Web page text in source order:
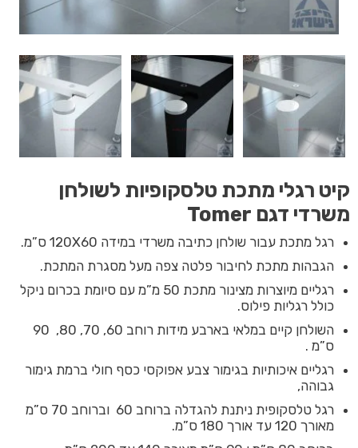
קיט רגלי מתכת טלסקופיות לשולחן
משרדי דגם Tomer
רגל מתכת עבור שולחן כתיבה משרדי במידה 120X60 ס”מ.
הגבהות מתכת לחיבור פלטה צפה מעל מסגרת המתכת.
רגליים מיוצרות מצינור מתכת 50 מ”מ עם סיומת בכרום ניקל
כולל רגליות פילוס.
השולחן קיים במלאי בארבע מידות רוחב 60, 70, 80, 90
ס”מ .
רגליים איכותיות בגימור צבע אפוקסי כסף חולי ברמת גימור
גבוהה,
רגל טלסקופית ניתנת להגדלה ברוחב 60 וברוחב 70 ס”מ
מאורך 120 עד אורך 180 ס”מ.